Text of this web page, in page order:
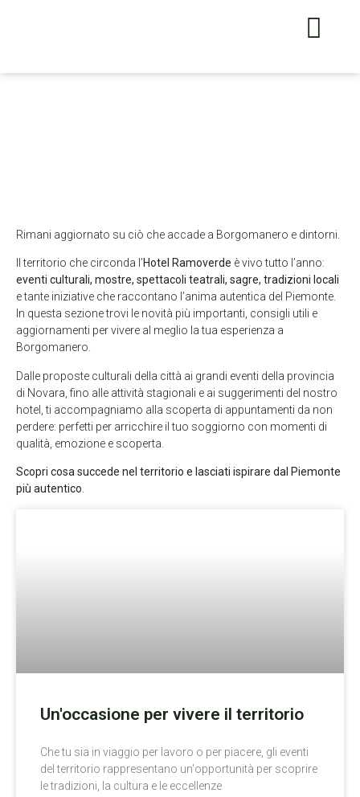
Rimani aggiornato su ciò che accade a Borgomanero e dintorni.
Il territorio che circonda l’Hotel Ramoverde è vivo tutto l’anno:
eventi culturali, mostre, spettacoli teatrali, sagre, tradizioni locali
e tante iniziative che raccontano l’anima autentica del Piemonte.
In questa sezione trovi le novità più importanti, consigli utili e
aggiornamenti per vivere al meglio la tua esperienza a
Borgomanero.
Dalle proposte culturali della città ai grandi eventi della provincia
di Novara, fino alle attività stagionali e ai suggerimenti del nostro
hotel, ti accompagniamo alla scoperta di appuntamenti da non
perdere: perfetti per arricchire il tuo soggiorno con momenti di
qualità, emozione e scoperta.
Scopri cosa succede nel territorio e lasciati ispirare dal Piemonte
più autentico
Un'occasione per vivere il territorio
Che tu sia in viaggio per lavoro o per piacere, gli eventi
del territorio rappresentano un'opportunità per scoprire
le tradizioni, la cultura e le eccellenze